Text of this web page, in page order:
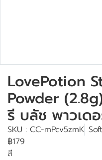
LovePotion
Powder
รี บลัช พาวเด
SKU : CC-mPcv5zmK
฿179
สี